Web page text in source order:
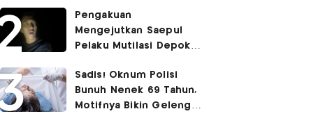
Pengembaliannya
Belum Utuh
Pengakuan
Mengejutkan Saepul
Pelaku Mutilasi Depok:
Korban di Kontrakan
Sadis! Oknum Polisi
Bunuh Nenek 69 Tahun,
Motifnya Bikin Geleng